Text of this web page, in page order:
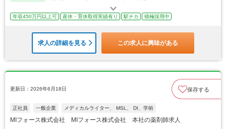
年収450万円以上可 産休・育休取得実績有り 駅チカ 積極採用中
求人の詳細を見る この求人に興味がある
更新日：2026年6月18日 保存する
正社員 一般企業 メディカルライター、 MSL、 DI、学術
MIフォース株式会社 MIフォース株式会社 本社の薬剤師求人